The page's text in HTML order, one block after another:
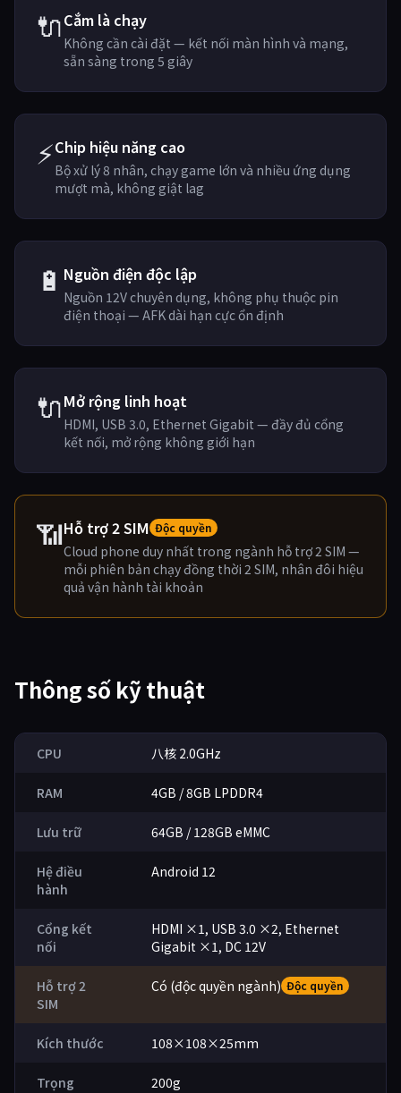
🔌Cắm là chạy
Không cần cài đặt — kết nối màn hình và mạng,
sẵn sàng trong 5 giây
⚡Chip hiệu năng cao
Bộ xử lý 8 nhân, chạy game lớn và nhiều ứng dụng
mượt mà, không giật lag
🔋 Nguồn điện độc lập
Nguồn 12V chuyên dụng, không phụ thuộc pin
điện thoại — AFK dài hạn cực ổn định
🔌Mở rộng linh hoạt
HDMI, USB 3.0, Ethernet Gigabit — đầy đủ cổng
kết nối, mở rộng không giới hạn
📶Hỗ trợ 2 SIM Độc quyền
Cloud phone duy nhất trong ngành hỗ trợ 2 SIM —
mỗi phiên bản chạy đồng thời 2 SIM, nhân đôi hiệu
quả vận hành tài khoản
Thông số kỹ thuật
蜂巢云盒技术参数表
CPU 八核 2.0GHz
RAM 4GB / 8GB LPDDR4
Lưu trữ 64GB / 128GB eMMC
Hệ điều
hành
Android 12
Cổng kết
nối
HDMI ×1, USB 3.0 ×2, Ethernet
Gigabit ×1, DC 12V
Hỗ trợ 2
SIM
Có (độc quyền ngành) Độc quyền
Kích thước 108×108×25mm
Trọng
200g